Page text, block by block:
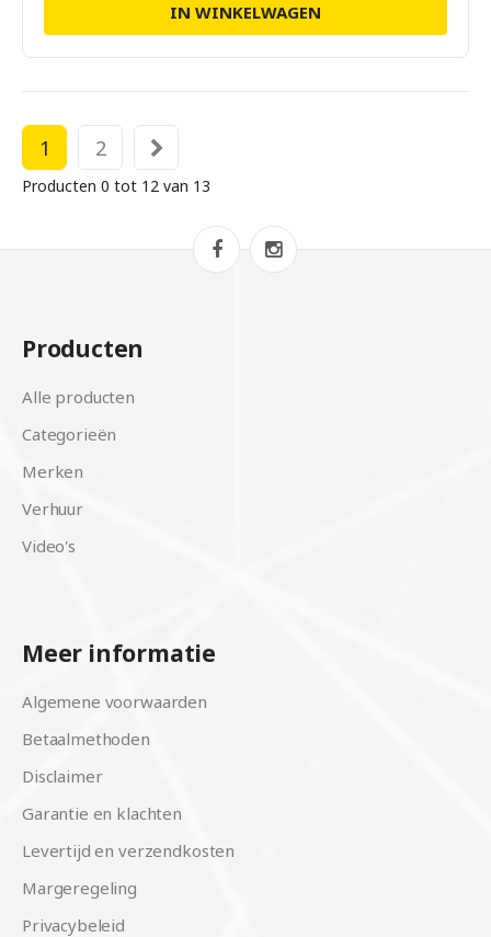
IN WINKELWAGEN
1 2
Producten 0 tot 12 van 13
Producten
Alle producten
Categorieën
Merken
Verhuur
Video's
Meer informatie
Algemene voorwaarden
Betaalmethoden
Disclaimer
Garantie en klachten
Levertijd en verzendkosten
Margeregeling
Privacybeleid